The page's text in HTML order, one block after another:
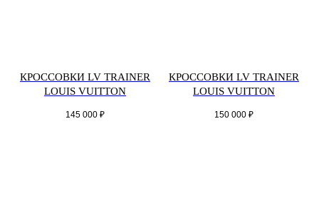
КРОССОВКИ LV TRAINER
LOUIS VUITTON
145 000 ₽
КРОССОВКИ LV TRAINER
LOUIS VUITTON
150 000 ₽